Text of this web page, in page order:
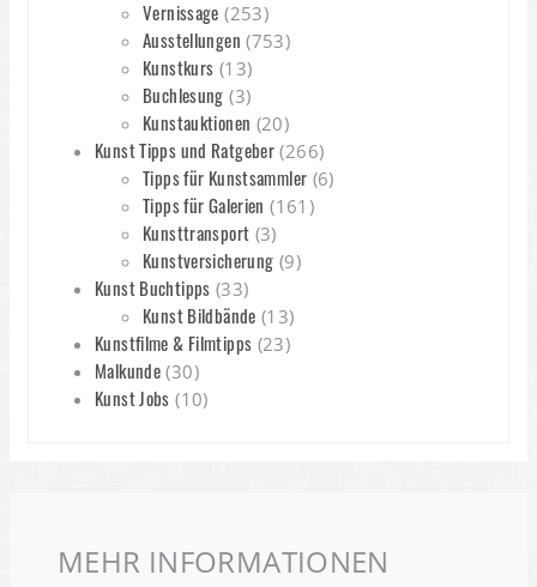
Vernissage (253)
Ausstellungen (753)
Kunstkurs (13)
Buchlesung (3)
Kunstauktionen (20)
Kunst Tipps und Ratgeber (266)
Tipps für Kunstsammler (6)
Tipps für Galerien (161)
Kunsttransport (3)
Kunstversicherung (9)
Kunst Buchtipps (33)
Kunst Bildbände (13)
Kunstfilme & Filmtipps (23)
Malkunde (30)
Kunst Jobs (10)
MEHR INFORMATIONEN